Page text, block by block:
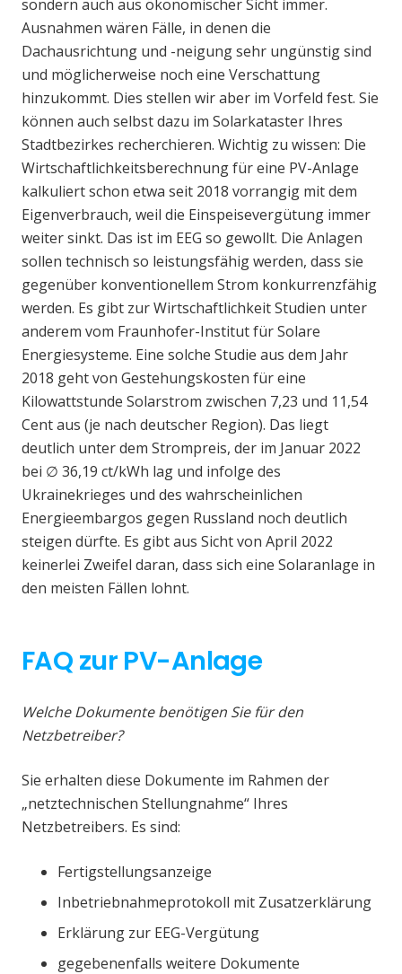
sondern auch aus ökonomischer Sicht immer.
Ausnahmen wären Fälle, in denen die
Dachausrichtung und -neigung sehr ungünstig sind
und möglicherweise noch eine Verschattung
hinzukommt. Dies stellen wir aber im Vorfeld fest. Sie
können auch selbst dazu im Solarkataster Ihres
Stadtbezirkes recherchieren. Wichtig zu wissen: Die
Wirtschaftlichkeitsberechnung für eine PV-Anlage
kalkuliert schon etwa seit 2018 vorrangig mit dem
Eigenverbrauch, weil die Einspeisevergütung immer
weiter sinkt. Das ist im EEG so gewollt. Die Anlagen
sollen technisch so leistungsfähig werden, dass sie
gegenüber konventionellem Strom konkurrenzfähig
werden. Es gibt zur Wirtschaftlichkeit Studien unter
anderem vom Fraunhofer-Institut für Solare
Energiesysteme. Eine solche Studie aus dem Jahr
2018 geht von Gestehungskosten für eine
Kilowattstunde Solarstrom zwischen 7,23 und 11,54
Cent aus (je nach deutscher Region). Das liegt
deutlich unter dem Strompreis, der im Januar 2022
bei ∅ 36,19 ct/kWh lag und infolge des
Ukrainekrieges und des wahrscheinlichen
Energieembargos gegen Russland noch deutlich
steigen dürfte. Es gibt aus Sicht von April 2022
keinerlei Zweifel daran, dass sich eine Solaranlage in
den meisten Fällen lohnt.
FAQ zur PV-Anlage
Welche Dokumente benötigen Sie für den
Netzbetreiber?
Sie erhalten diese Dokumente im Rahmen der
„netztechnischen Stellungnahme“ Ihres
Netzbetreibers. Es sind:
Fertigstellungsanzeige
Inbetriebnahmeprotokoll mit Zusatzerklärung
Erklärung zur EEG-Vergütung
gegebenenfalls weitere Dokumente